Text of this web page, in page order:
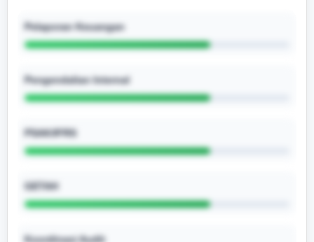
Pelaporan Keuangan
Pengendalian Internal
PSAK/IFRS
GETAH
Koordinasi Audit